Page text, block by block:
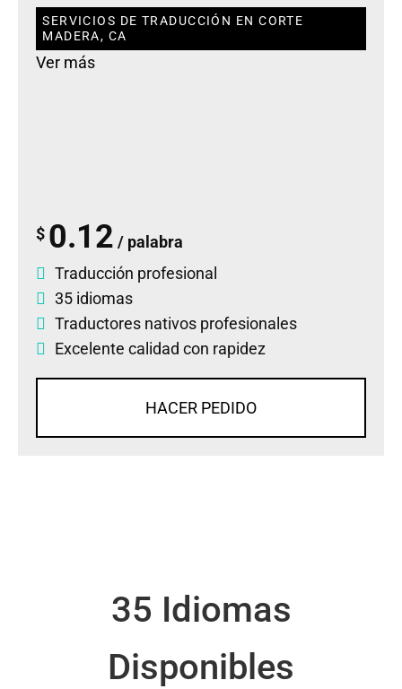
SERVICIOS DE TRADUCCIÓN EN CORTE
MADERA, CA
Ver más
$ 0.12 / palabra
Traducción profesional
35 idiomas
Traductores nativos profesionales
Excelente calidad con rapidez
HACER PEDIDO
35 Idiomas
Disponibles